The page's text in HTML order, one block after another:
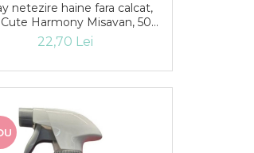
netezire haine fara calcat,
Harmony Misavan, 500
ml
22,70 Lei